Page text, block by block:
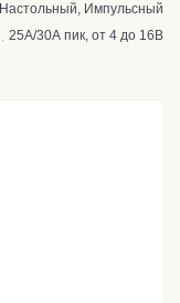
Настольный, Импульсный
25А/30А пик, от 4 до 16В